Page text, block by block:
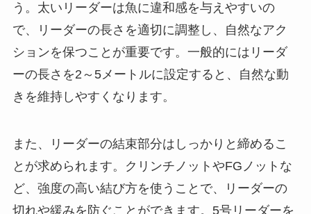
う。太いリーダーは魚に違和感を与えやすいの
で、リーダーの長さを適切に調整し、自然なアク
ションを保つことが重要です。一般的にはリーダ
ーの長さを2～5メートルに設定すると、自然な動
きを維持しやすくなります。
また、リーダーの結束部分はしっかりと締めるこ
とが求められます。クリンチノットやFGノットな
ど、強度の高い結び方を使うことで、リーダーの
切れや緩みを防ぐことができます。5号リーダーを